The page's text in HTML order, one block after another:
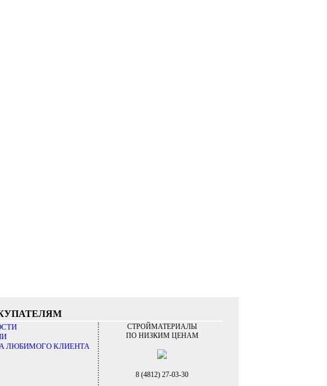
ЛЮБИМОГО КЛИЕНТА
СТРОЙМАТЕРИАЛЫ
ПО НИЗКИМ ЦЕНАМ
8 (4812) 27-03-30